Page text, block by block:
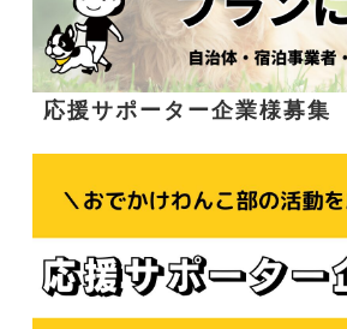
応援サポーター企業様募集